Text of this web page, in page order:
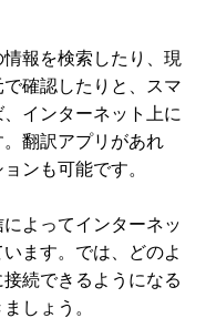
報を検索したり、現
確認したりと、スマ
インターネット上に
翻訳アプリがあれ
ンも可能です。
よってインターネッ
ます。では、どのよ
続できるようになる
しょう。